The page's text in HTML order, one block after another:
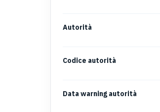
Autorità
Codice autorità
Data warning autorità